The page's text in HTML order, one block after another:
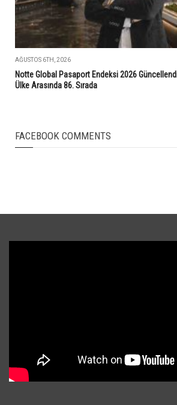
AĞUSTOS 6TH, 2026
Notte Global Pasaport Endeksi 2026
Ülke Arasında 86. Sırada
FACEBOOK COMMENTS